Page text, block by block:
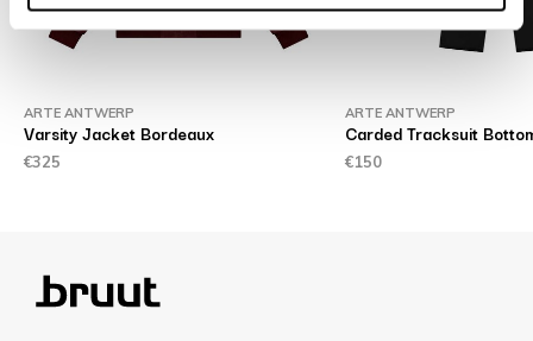
ARTE ANTWERP
Varsity Jacket Bordeaux
€325
ARTE ANTWERP
Carded Tracksuit
€150